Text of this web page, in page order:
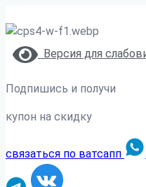
Версия для
Подпишись и получи
купон на скидку
связаться по ватсапп